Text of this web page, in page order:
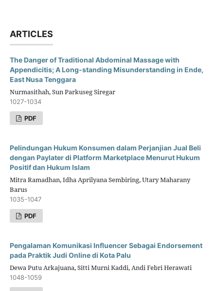
ARTICLES
The Danger of Traditional Abdominal Massage with
Appendicitis; A Long-standing Misunderstanding in Ende,
East Nusa Tenggara
Nurmasithah, Sun Parkuseg Siregar
1027-1034
PDF
Pelindungan Hukum Konsumen dalam Perjanjian Jual Beli
dengan Paylater di Platform Marketplace Menurut Hukum
Positif dan Hukum Islam
Mitra Ramadhan, Idha Aprilyana Sembiring, Utary Maharany
Barus
1035-1047
PDF
Pengalaman Komunikasi Influencer Sebagai Endorsement
pada Praktik Judi Online di Kota Palu
Dewa Putu Arkajuana, Sitti Murni Kaddi, Andi Febri Herawati
1048-1059